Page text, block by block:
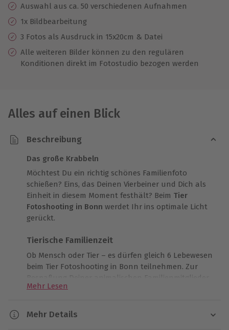
Auswahl aus ca. 50 verschiedenen Aufnahmen
1x Bildbearbeitung
3 Fotos als Ausdruck in 15x20cm & Datei
Alle weiteren Bilder können zu den regulären
Konditionen direkt im Fotostudio bezogen werden
Alles auf einen Blick
Beschreibung
Das große Krabbeln
Möchtest Du ein richtig schönes Familienfoto
schießen? Eins, das Deinen Vierbeiner und Dich als
Einheit in diesem Moment festhält? Beim Tier
Fotoshooting in Bonn werdet Ihr ins optimale Licht
gerückt.
Tierische Familienzeit
Ob Mensch oder Tier – es dürfen gleich 6 Lebewesen
beim Tier Fotoshooting in Bonn teilnehmen. Zur
Bespaßung Deiner animalischen Familienmitglieder
dürfen deren
Mehr Lesen
Mehr Details